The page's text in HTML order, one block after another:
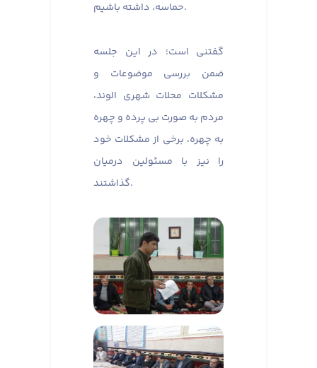
حماسه، داشته باشیم. ​​​​​​​
گفتنی است؛ در این جلسه
ضمن بررسی موضوعات و
مشکلات محلات شهری الوند،
مردم به صورت بی پرده و چهره
به چهره، برخی از مشکلات خود
را نیز با مسئولین درمیان
گذاشتند.